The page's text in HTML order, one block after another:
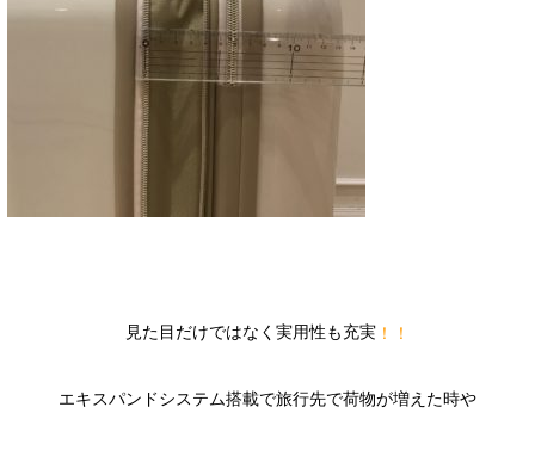
見た目だけではなく実用性も充実 ！！
エキスパンドシステム搭載で旅行先で荷物が増えた時や